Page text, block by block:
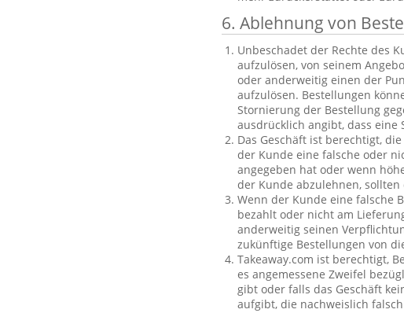
6. Ablehnung von
Unbeschadet der Rechte des
aufzulösen, von seinem
oder anderweitig einen der
aufzulösen. Bestellungen
Stornierung der Bestellung
ausdrücklich angibt, dass
Das Geschäft ist berechtigt,
der Kunde eine falsche oder
angegeben hat oder wenn
der Kunde abzulehnen,
Wenn der Kunde eine falsche
bezahlt oder nicht am
anderweitig seinen
zukünftige Bestellungen von
Takeaway.com ist berechtigt,
es angemessene Zweifel
gibt oder falls das Geschäft
aufgibt, die nachweislich